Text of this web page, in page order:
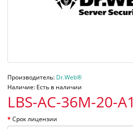
Производитель: Dr.Web®
Наличие: Есть в наличии
LBS-AC-36M-20-A1
Срок лицензии